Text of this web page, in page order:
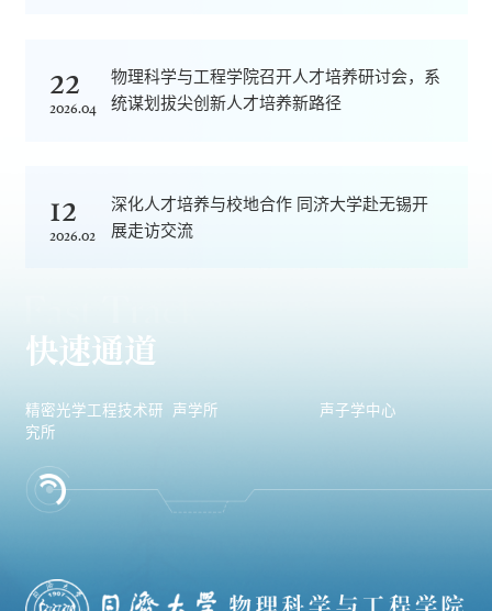
22
2026.04
物理科学与工程学院召开人才培养研讨会，系
统谋划拔尖创新人才培养新路径
12
2026.02
深化人才培养与校地合作 同济大学赴无锡开
展走访交流
快速通道
精密光学工程技术研
究所
声学所 声子学中心